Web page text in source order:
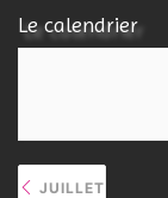
Le calendrier
JUILLET